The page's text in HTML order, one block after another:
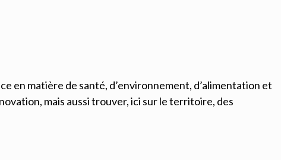
en matière de santé, d’environnement, d’alimentation et
mais aussi trouver, ici sur le territoire, des